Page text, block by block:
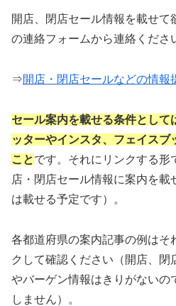
開店、閉店セール情報を載せ
の連絡フォームから連絡くださ
⇒開店・閉店セールなどの情報
セール案内を載せる条件として
ッターやインスタ、フェイスブ
ことです。それにリンクする形
店・閉店セール情報に案内を
は載せる予定です）。
各都道府県の案内記事の例はそ
クして確認ください（開店、閉
やバーゲン情報はきりがないの
しません）。